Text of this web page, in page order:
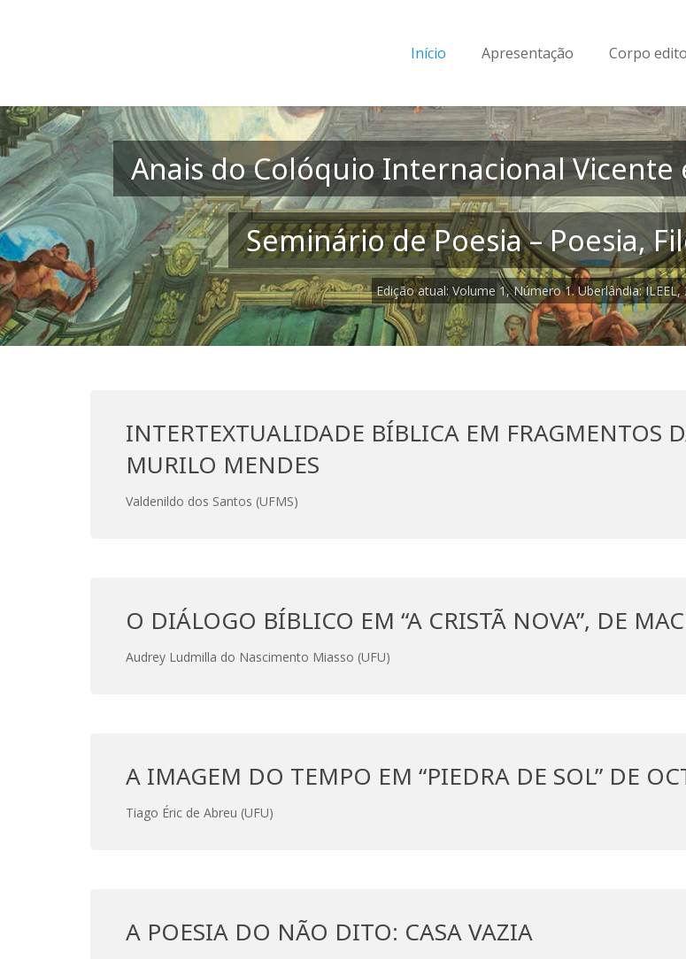
Início Apresentação Corpo
Anais do Colóquio Internacional Vicente
Seminário de Poesia – Poesia,
Edição atual: Volume 1, Número 1. Uberlândia: ILEEL,
INTERTEXTUALIDADE BÍBLICA EM FRAGMENTOS
MURILO MENDES
Valdenildo dos Santos (UFMS)
O DIÁLOGO BÍBLICO EM “A CRISTÃ NOVA”, DE
Audrey Ludmilla do Nascimento Miasso (UFU)
A IMAGEM DO TEMPO EM “PIEDRA DE SOL” DE
Tiago Éric de Abreu (UFU)
A POESIA DO NÃO DITO: CASA VAZIA